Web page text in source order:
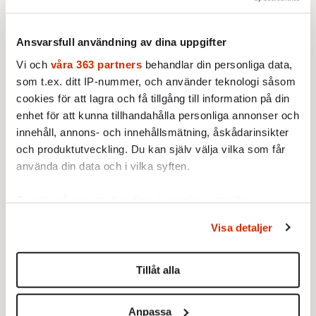
Ansvarsfull användning av dina uppgifter
Vi och våra 363 partners behandlar din personliga data,
som t.ex. ditt IP-nummer, och använder teknologi såsom
cookies för att lagra och få tillgång till information på din
enhet för att kunna tillhandahålla personliga annonser och
innehåll, annons- och innehållsmätning, åskådarinsikter
och produktutveckling. Du kan själv välja vilka som får
använda din data och i vilka syften.
Ta reda på mer om hur dina personliga uppgifter
Du kan ändra eller dra tillbaka ditt samtycke när som
helst från cookie-förklaringen.
Vi använder enhetsidentifierare för att anpassa innehållet
Visa detaljer
Tillåt alla
Anpassa
fram Broder Daniel. Nu är
Henrik Berggren tillbaka.
Johan Hakelius:Det
överbefolkade
missnöjeslandet
4 MAJ 2017
KRÖNIKOR
slags Liberland.
Margit Richert:
Ett oansenligt hål i väggen
kan erbjuda.